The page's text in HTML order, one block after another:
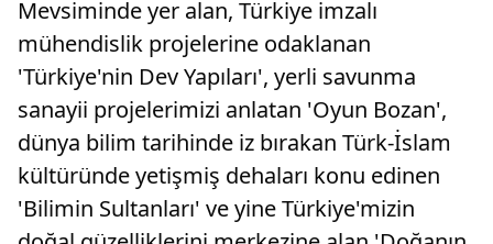
Mevsiminde yer alan, Türkiye imzalı
mühendislik projelerine odaklanan
'Türkiye'nin Dev Yapıları', yerli savunma
sanayii projelerimizi anlatan 'Oyun Bozan',
dünya bilim tarihinde iz bırakan Türk-İslam
kültüründe yetişmiş dehaları konu edinen
'Bilimin Sultanları' ve yine Türkiye'mizin